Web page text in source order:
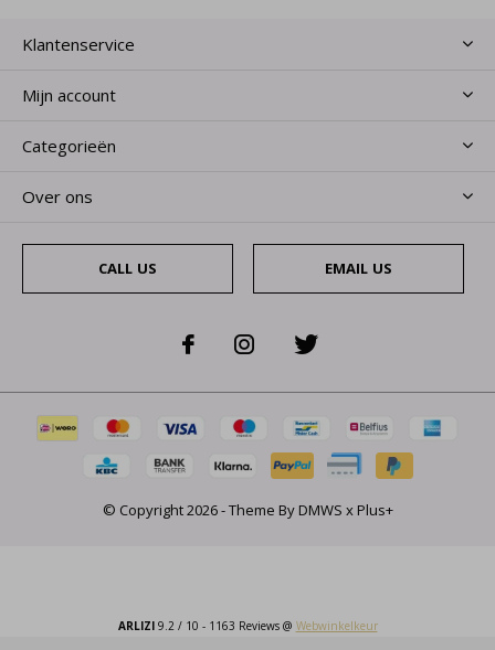
Klantenservice
Mijn account
Categorieën
Over ons
CALL US EMAIL US
© Copyright2026- Theme ByDMWS xPlus+
ARLIZI9.2/ 10 - 1163 Reviews @ Webwinkelkeur